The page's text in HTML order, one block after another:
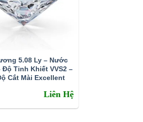
5.08 Ly – Nước
Độ Tinh Khiết VVS2 –
Cắt Mài Excellent
Liên Hệ